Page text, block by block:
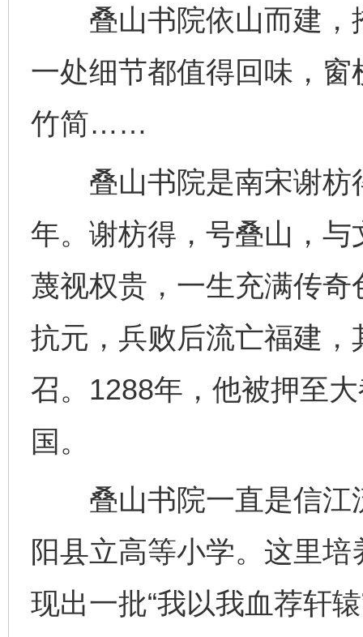
叠山书院依山而建，
一处细节都值得回味，
竹简……
叠山书院是南宋谢枋
年。谢枋得，号叠山，
蔑视权贵，一生充满传
抗元，兵败后流亡福建
召。1288年，他被押至
国。
叠山书院一直是信江
阳县立高等小学。这里
现出一批“我以我血荐轩